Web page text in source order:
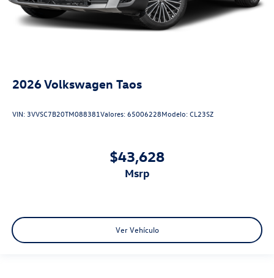
2026Volkswagen Taos
VIN: 3VVSC7B20TM088381Valores:65006228Modelo:CL23SZ
$43,628
msrp
Ver Vehículo